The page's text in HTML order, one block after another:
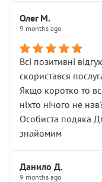
Олег М.
9 months ago
Всі позитивні
скористався
Якщо коротко то
ніхто нічого не
Особиста подяка
знайомим
Данило Д.
9 months ago